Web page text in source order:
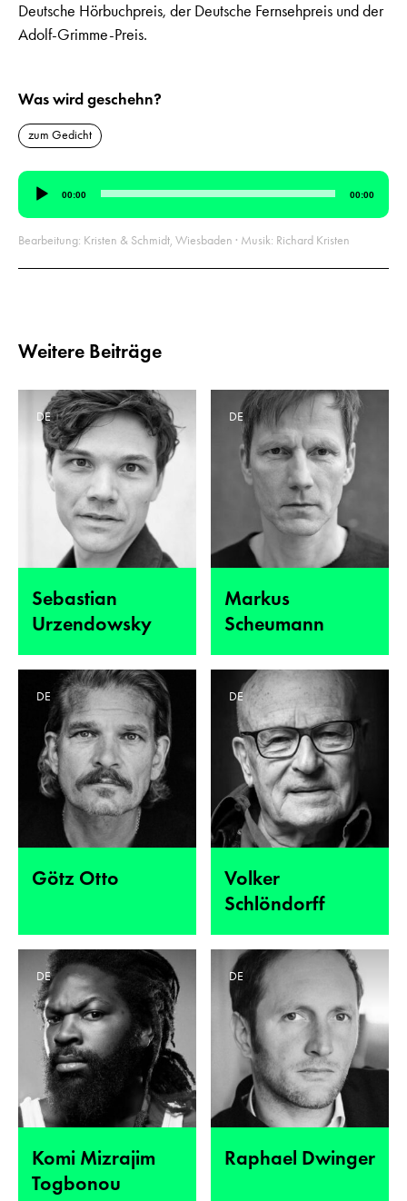
Deutsche Hörbuchpreis, der Deutsche Fernsehpreis und der
Adolf-Grimme-Preis.
Was wird geschehn?
zum Gedicht
Audio-
Player
00:00 00:00
Bearbeitung: Kristen & Schmidt, Wiesbaden · Musik: Richard Kristen
Weitere Beiträge
Sebastian
Urzendowsky
DE
Markus
Scheumann
DE
Götz Otto
DE
Volker
Schlöndorff
DE
Komi Mizrajim
Togbonou
DE
Raphael Dwinger
DE